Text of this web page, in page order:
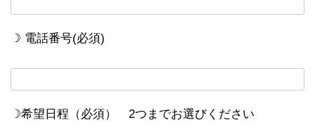
☽ 電話番号(必須)
☽希望日程（必須） 2つまでお選びください